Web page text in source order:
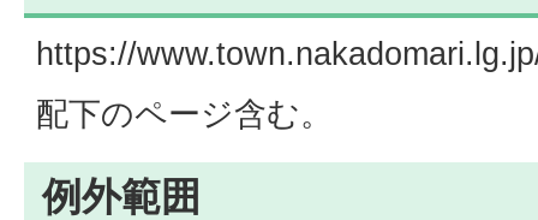
https://
配下のページ含む。
例外範囲